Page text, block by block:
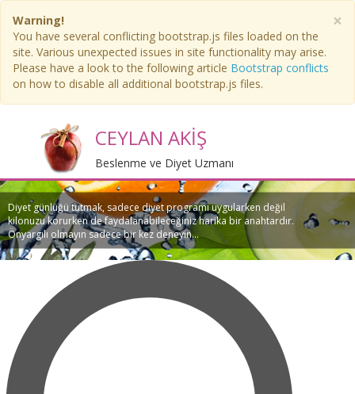
×
Warning!
You have several conflicting bootstrap.js files loaded on the
site. Various unexpected issues in site functionality may arise.
Please have a look to the following article Bootstrap conflicts
on how to disable all additional bootstrap.js files.
CEYLAN AKİŞ
Beslenme ve Diyet Uzmanı
Diyet günlüğü tutmak, sadece diyet programı uygularken değil
kilonuzu korurken de faydalanabileceğiniz harika bir anahtardır.
Önyargılı olmayın sadece bir kez deneyin...